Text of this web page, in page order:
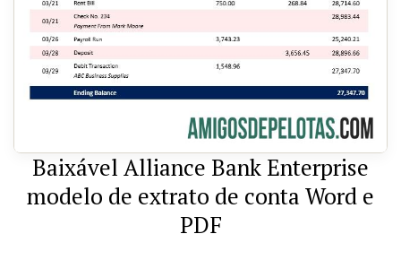
Baixável Alliance Bank Enterprise
modelo de extrato de conta Word e
PDF